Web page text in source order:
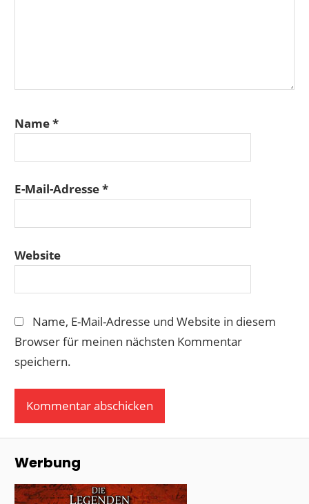
Name*
E-Mail-Adresse*
Website
Name, E-Mail-Adresse und Website in diesem
Browser für meinen nächsten Kommentar
speichern.
Werbung